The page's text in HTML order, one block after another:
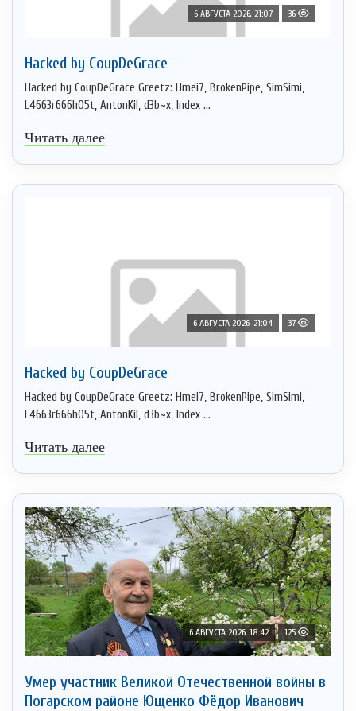
6 АВГУСТА 2026, 21:07 36
Hacked by CoupDeGrace
Hacked by CoupDeGrace Greetz: Hmei7, BrokenPipe, SimSimi,
L4663r666h05t, AntonKil, d3b~x, Index ...
Читать далее
6 АВГУСТА 2026, 21:04 37
Hacked by CoupDeGrace
Hacked by CoupDeGrace Greetz: Hmei7, BrokenPipe, SimSimi,
L4663r666h05t, AntonKil, d3b~x, Index ...
Читать далее
6 АВГУСТА 2026, 18:42 125
Умер участник Великой Отечественной войны в
Погарском районе Ющенко Фёдор Иванович